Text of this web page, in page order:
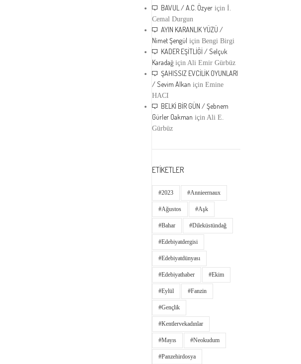
BAVUL / A.C. Özyer içinİ.
Cemal Durgun
AYIN KARANLIK YÜZÜ /
Nimet Şengül içinBengi Birgi
KADER EŞİTLİĞİ / Selçuk
Karadağ içinAli Emir Gürbüz
ŞAHISSIZ EVCİLİK OYUNLARI
/ Sevim Alkan içinEmine
HACI
BELKİ BİR GÜN / Şebnem
Gürler Oakman içinAli E.
Gürbüz
ETİKETLER
#2023 #annieernaux
#ağustos #aşk
#bahar #dileküstündağ
#edebiyatdergisi
#edebiyatdünyası
#edebiyathaber #ekim
#eylül #fanzin
#gençlik
#kentlervekadınlar
#Mayıs #neokudum
#panzehirdosya